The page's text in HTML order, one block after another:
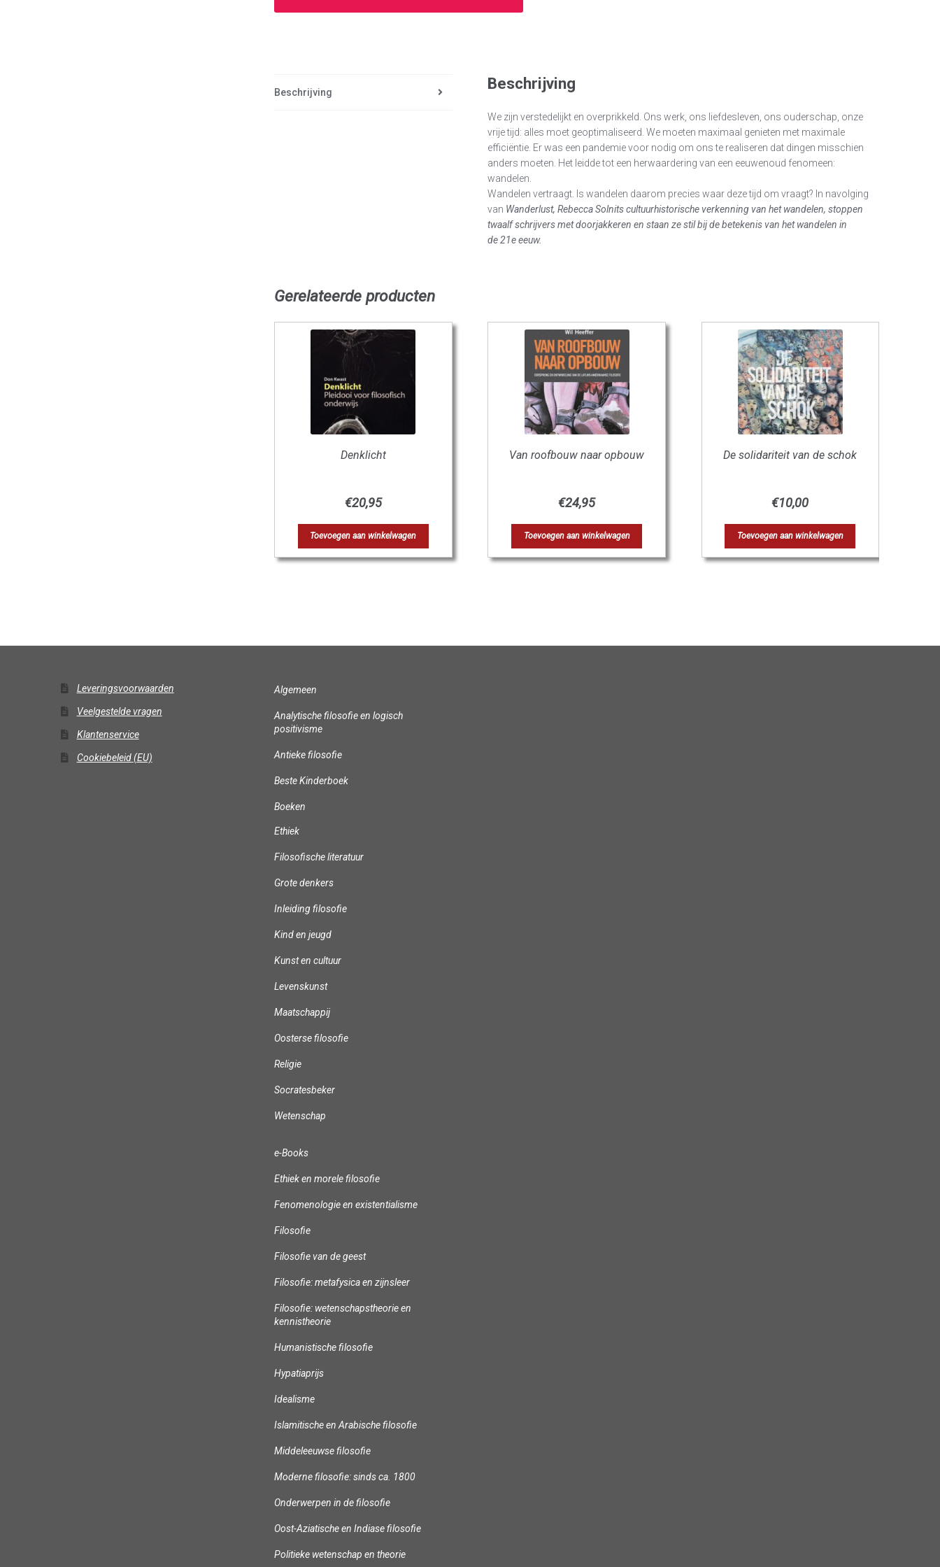
Beschrijving Beschrijving
We zijn verstedelijkt en overprikkeld. Ons werk, ons liefdesleven, ons ouderschap, onze
vrije tijd: alles moet geoptimaliseerd. We moeten maximaal genieten met maximale
efficiëntie. Er was een pandemie voor nodig om ons te realiseren dat dingen misschien
anders moeten. Het leidde tot een herwaardering van een eeuwenoud fenomeen:
wandelen.
Wandelen vertraagt. Is wandelen daarom precies waar deze tijd om vraagt? In navolging
van Wanderlust, Rebecca Solnits cultuurhistorische verkenning van het wandelen, stoppen
twaalf schrijvers met doorjakkeren en staan ze stil bij de betekenis van het wandelen in
de 21e eeuw.
Gerelateerde producten
Denklicht
€20,95
Toevoegen aan winkelwagen
Van roofbouw naar opbouw
€24,95
Toevoegen aan winkelwagen
De solidariteit van de schok
€10,00
Toevoegen aan winkelwagen
Leveringsvoorwaarden
Veelgestelde vragen
Klantenservice
Cookiebeleid (EU)
Algemeen
Analytische filosofie en logisch
positivisme
Antieke filosofie
Beste Kinderboek
Boeken
Ethiek
Filosofische literatuur
Grote denkers
Inleiding filosofie
Kind en jeugd
Kunst en cultuur
Levenskunst
Maatschappij
Oosterse filosofie
Religie
Socratesbeker
Wetenschap
e-Books
Ethiek en morele filosofie
Fenomenologie en existentialisme
Filosofie
Filosofie van de geest
Filosofie: metafysica en zijnsleer
Filosofie: wetenschapstheorie en
kennistheorie
Humanistische filosofie
Hypatiaprijs
Idealisme
Islamitische en Arabische filosofie
Middeleeuwse filosofie
Moderne filosofie: sinds ca. 1800
Onderwerpen in de filosofie
Oost-Aziatische en Indiase filosofie
Politieke wetenschap en theorie